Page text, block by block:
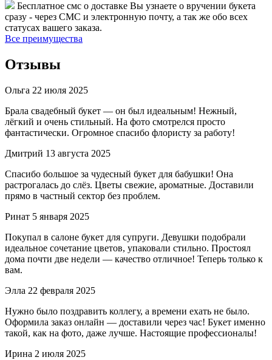
Бесплатное смс о доставке Вы узнаете о вручении букета
сразу - через СМС и электронную почту, а так же обо всех
статусах вашего заказа.
Все преимущества
Отзывы
Ольга 22 июля 2025
Брала свадебный букет — он был идеальным! Нежный,
лёгкий и очень стильный. На фото смотрелся просто
фантастически. Огромное спасибо флористу за работу!
Дмитрий 13 августа 2025
Спасибо большое за чудесный букет для бабушки! Она
растрогалась до слёз. Цветы свежие, ароматные. Доставили
прямо в частный сектор без проблем.
Ринат 5 января 2025
Покупал в салоне букет для супруги. Девушки подобрали
идеальное сочетание цветов, упаковали стильно. Простоял
дома почти две недели — качество отличное! Теперь только к
вам.
Элла 22 февраля 2025
Нужно было поздравить коллегу, а времени ехать не было.
Оформила заказ онлайн — доставили через час! Букет именно
такой, как на фото, даже лучше. Настоящие профессионалы!
Ирина 2 июля 2025